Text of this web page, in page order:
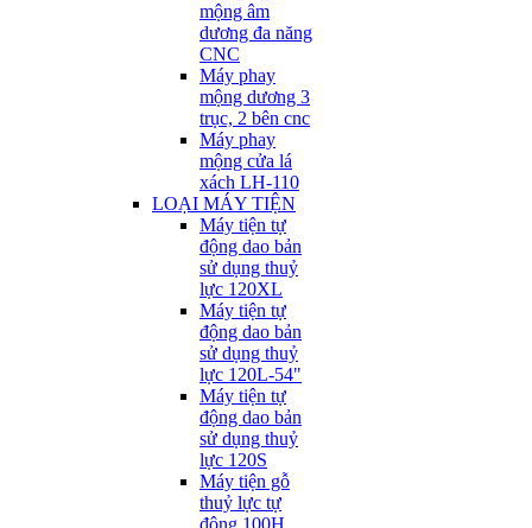
mộng âm
dương đa năng
CNC
Máy phay
mộng dương 3
trục, 2 bên cnc
Máy phay
mộng cửa lá
xách LH-110
LOẠI MÁY TIỆN
Máy tiện tự
động dao bản
sử dụng thuỷ
lực 120XL
Máy tiện tự
động dao bản
sử dụng thuỷ
lực 120L-54"
Máy tiện tự
động dao bản
sử dụng thuỷ
lực 120S
Máy tiện gỗ
thuỷ lực tự
động 100H